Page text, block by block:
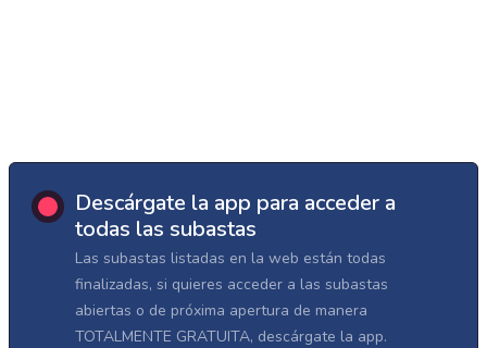
Descárgate la app para acceder a
todas las subastas
Las subastas listadas en la web están todas
finalizadas, si quieres acceder a las subastas
abiertas o de próxima apertura de manera
TOTALMENTE GRATUITA, descárgate la app.